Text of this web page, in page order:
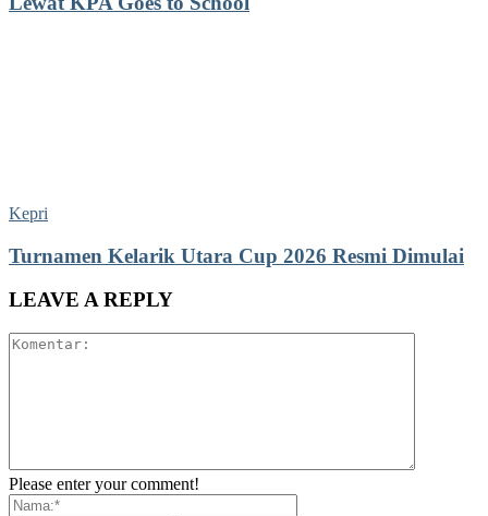
Kepri
Turnamen Kelarik Utara Cup 2026 Resmi Dimulai
LEAVE A REPLY
Please enter your comment!